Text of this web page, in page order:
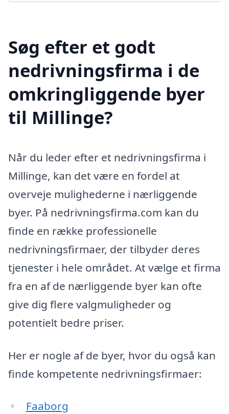
Søg efter et godt
nedrivningsfirma i de
omkringliggende byer
til Millinge?
Når du leder efter et nedrivningsfirma i
Millinge, kan det være en fordel at
overveje mulighederne i nærliggende
byer. På nedrivningsfirma.com kan du
finde en række professionelle
nedrivningsfirmaer, der tilbyder deres
tjenester i hele området. At vælge et firma
fra en af de nærliggende byer kan ofte
give dig flere valgmuligheder og
potentielt bedre priser.
Her er nogle af de byer, hvor du også kan
finde kompetente nedrivningsfirmaer:
Faaborg